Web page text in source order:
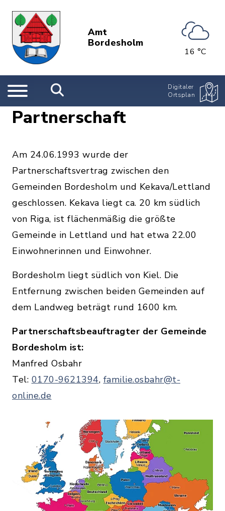
Amt
Bordesholm
16 °C
Digitaler
Ortsplan
Partnerschaft
Am 24.06.1993 wurde der
Partnerschaftsvertrag zwischen den
Gemeinden Bordesholm und Kekava/Lettland
geschlossen. Kekava liegt ca. 20 km südlich
von Riga, ist flächenmäßig die größte
Gemeinde in Lettland und hat etwa 22.00
Einwohnerinnen und Einwohner.
Bordesholm liegt südlich von Kiel. Die
Entfernung zwischen beiden Gemeinden auf
dem Landweg beträgt rund 1600 km.
Partnerschaftsbeauftragter der Gemeinde
Bordesholm ist:
Manfred Osbahr
Tel: 0170-9621394, familie.osbahr@t-
online.de